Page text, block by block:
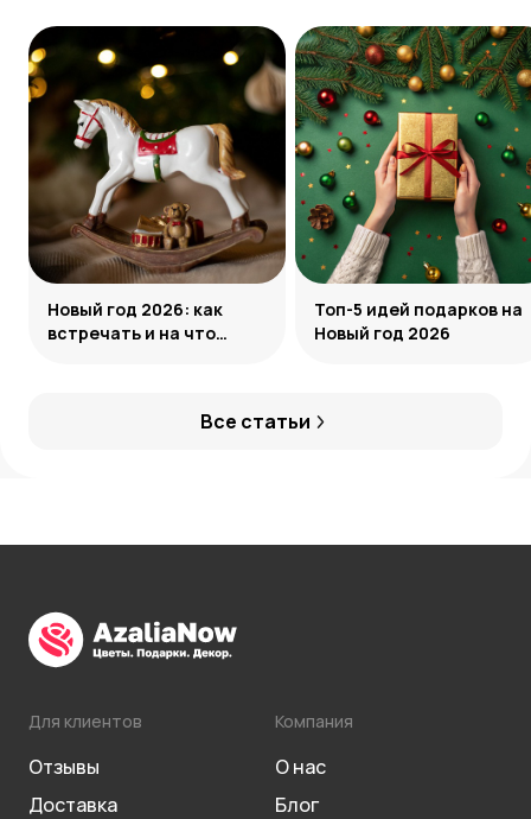
Все статьи
Новый год 2026: как
встречать и на что
Топ-5 идей подарков на
Новый год 2026
Для клиентов
Отзывы
Доставка
Компания
О нас
Блог